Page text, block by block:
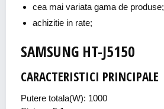
cea mai variata gama de produse;
achizitie in rate;
SAMSUNG HT-J5150
CARACTERISTICI PRINCIPALE
Putere totala(W): 1000